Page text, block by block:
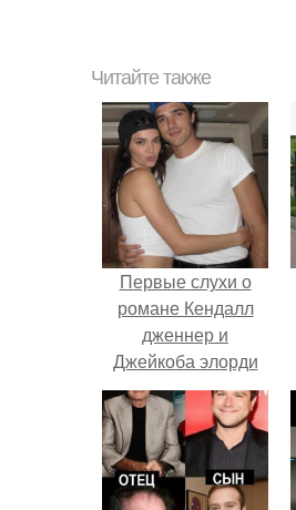
Читайте также
Первые слухи о
романе Кендалл
дженнер и
Джейкоба элорди
появились в
апреле, после
фестиваля
Coachella.